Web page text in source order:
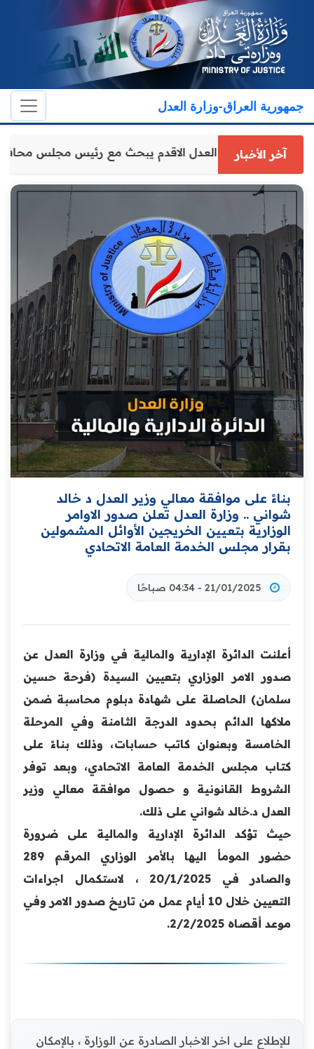
جمهورية العراق-وزارة العدل
آخر الأخباروكيل وزارة العدل الاقدم يبحث مع رئيس مجلس
بناءً على موافقة معالي وزير العدل د خالد
شواني .. وزارة العدل تعلن صدور الاوامر
الوزارية بتعيين الخريجين الأوائل المشمولين
بقرار مجلس الخدمة العامة الاتحادي
21/01/2025 - 04:34 صباحًا
أعلنت الدائرة الإدارية والمالية في وزارة العدل عن
صدور الامر الوزاري بتعيين السيدة (فرحة حسين
سلمان) الحاصلة على شهادة دبلوم محاسبة ضمن
ملاكها الدائم بحدود الدرجة الثامنة وفي المرحلة
الخامسة وبعنوان كاتب حسابات، وذلك بناءً على
كتاب مجلس الخدمة العامة الاتحادي، وبعد توفر
الشروط القانونية و حصول موافقة معالي وزير
العدل د.خالد شواني على ذلك.
حيث تؤكد الدائرة الإدارية والمالية على ضرورة
حضور المومأ اليها بالأمر الوزاري المرقم 289
والصادر في 20/1/2025 ، لاستكمال اجراءات
التعيين خلال 10 أيام عمل من تاريخ صدور الامر وفي
موعد أقصاه 2/2/2025.
للإطلاع على اخر الاخبار الصادرة عن الوزارة ، بالإمكان